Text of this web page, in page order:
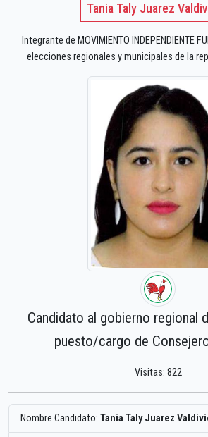
Tania Taly Juarez
Integrante de MOVIMIENTO INDEPENDIENTE
elecciones regionales y municipales de la
Candidato al gobierno regional
puesto/cargo de
Visitas: 822
Nombre Candidato: Tania Taly Juarez